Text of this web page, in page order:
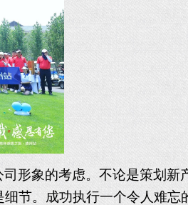
形象的考虑。不论是策划新
节。成功执行一个令人难忘